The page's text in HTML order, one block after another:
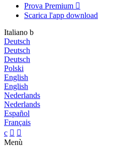
Prova Premium 
Scarica l'app download
Italiano b
Deutsch
Deutsch
Deutsch
Polski
English
English
Nederlands
Nederlands
Español
Français
c  
Menù